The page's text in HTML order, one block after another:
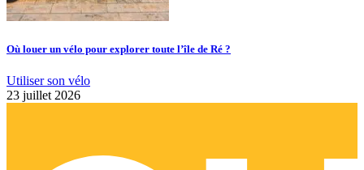
Où louer un vélo pour explorer toute l’île de Ré ?
Utiliser son vélo
23 juillet 2026